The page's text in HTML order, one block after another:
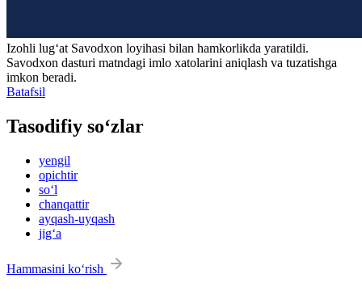
Izohli lugʻat Savodxon loyihasi bilan hamkorlikda yaratildi.
Savodxon dasturi matndagi imlo xatolarini aniqlash va tuzatishga
imkon beradi.
Batafsil
Tasodifiy so‘zlar
yengil
opichtir
so‘l
chanqattir
ayqash-uyqash
jig‘a
Hammasini ko‘rish